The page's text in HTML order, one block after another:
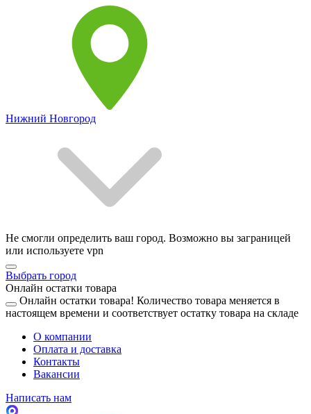
Нижний Новгород
Не смогли определить ваш город. Возможно вы заграницей
или используете vpn
Выбрать город
Онлайн остатки товара
Онлайн остатки товара! Количество товара меняется в
настоящем времени и соответствует остатку товара на складе
О компании
Оплата и доставка
Контакты
Вакансии
Написать нам